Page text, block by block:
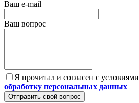
Ваш e-mail
Ваш вопрос
Я прочитал и согласен с условиями
обработку персональных данных
Отправить свой вопрос